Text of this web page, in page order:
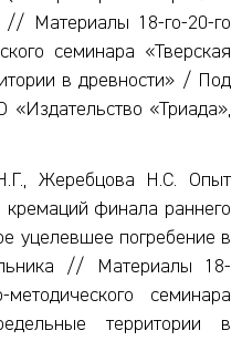
// Материалы 18-го-20-го
семинара «Тверская
в древности» / Под
«Триада»,
Жеребцова Н.С. Опыт
кремаций финала раннего
уцелевшее погребение в
// Материалы 18-
семинара
территории в